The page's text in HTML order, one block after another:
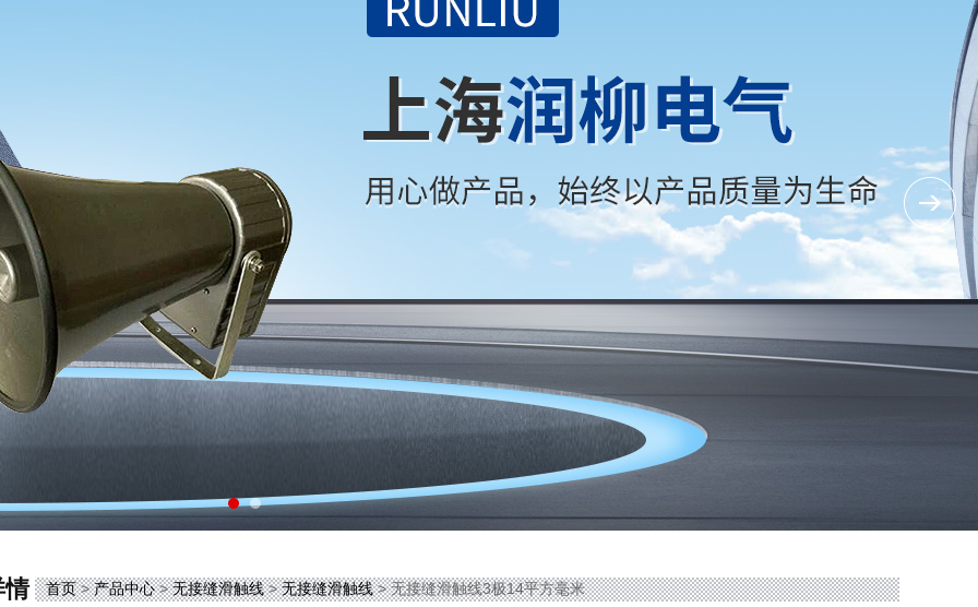
情 首页>产品中心>无接缝滑触线>无接缝滑触线> 无接缝滑触线3极14平方毫米